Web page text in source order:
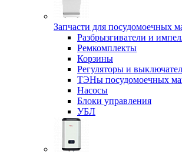
Запчасти для посудомоечных
Разбрызгиватели и
Ремкомплекты
Корзины
Регуляторы и
ТЭНы посудомоечных
Насосы
Блоки управления
УБЛ